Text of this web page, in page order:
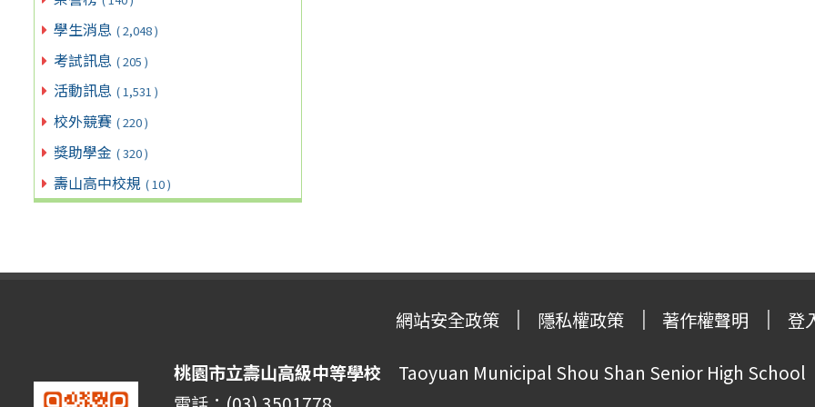
學生消息 ( 2,048 )
考試訊息 ( 205 )
活動訊息 ( 1,531 )
校外競賽 ( 220 )
獎助學金 ( 320 )
壽山高中校規 ( 10 )
網站安全政策 隱私權政策 著作權聲明 登
桃園市立壽山高級中等學校 Taoyuan Municipal Shou Shan Senior High School